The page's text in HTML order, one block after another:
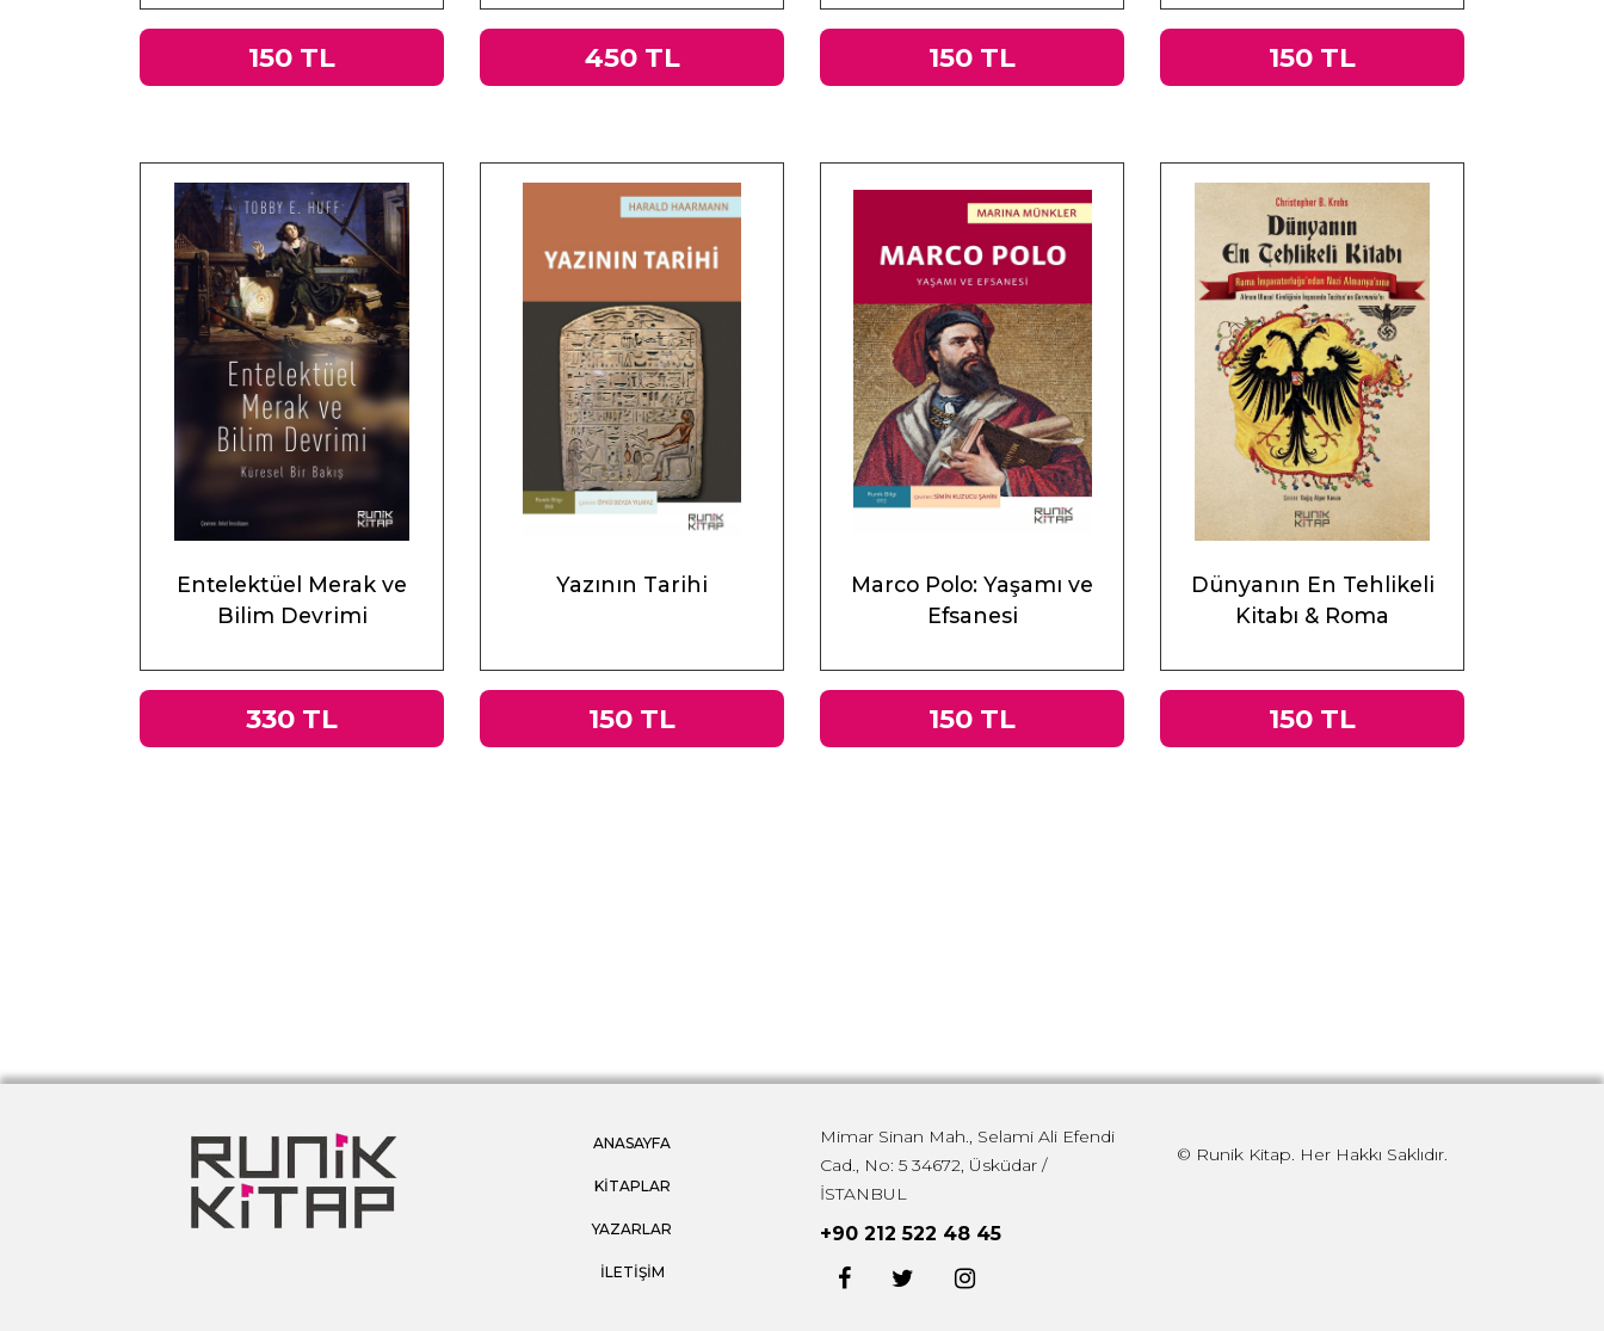
150 TL 450 TL 150 TL 150 TL
Entelektüel Merak ve
Bilim Devrimi
330 TL
Yazının Tarihi
150 TL
Marco Polo: Yaşamı ve
Efsanesi
150 TL
Dünyanın En Tehlikeli
Kitabı & Roma
Almanyası’na Tacitus’un
Germania’sı
150 TL
ANASAYFA
KİTAPLAR
YAZARLAR
İLETİŞİM
Mimar Sinan Mah., Selami Ali Efendi
Cad., No: 5 34672, Üsküdar /
İSTANBUL
+90 212 522 48 45
© Runik Kitap. Her Hakkı Saklıdır.